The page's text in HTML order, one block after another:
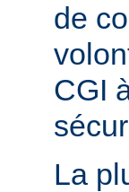
de
CGI
La